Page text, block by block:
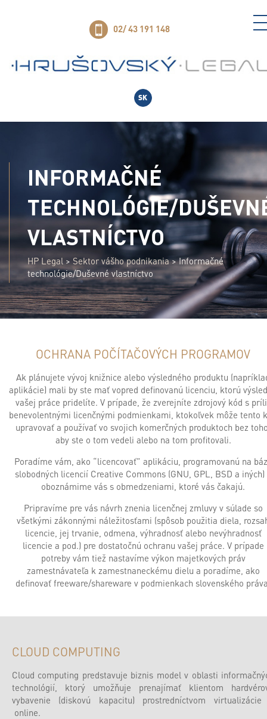
02/ 43 191 148
SK
INFORMAČNÉ
TECHNOLÓGIE/
VLASTNÍCTVO
HP Legal > Sektor vášho podnikania>Informačné
technológie/Duševné vlastníctvo
OCHRANA POČÍTAČOVÝCH PROGRAMOV
Ak plánujete vývoj knižnice alebo výsledného produktu
aplikácie) mali by ste mať vopred definovanú licenciu, ktorú
vašej práce pridelíte. V prípade, že zverejníte zdrojový kód s
benevolentnými licenčnými podmienkami, ktokoľvek môže tento
upravovať a používať vo svojich komerčných produktoch bez
aby ste o tom vedeli alebo na tom profitovali.
Poradíme vám, ako “licencovať” aplikáciu, programovanú na
slobodných licencií Creative Commons (GNU, GPL, BSD a iných)
oboznámime vás s obmedzeniami, ktoré vás čakajú.
Pripravíme pre vás návrh znenia licenčnej zmluvy v súlade so
všetkými zákonnými náležitosťami (spôsob použitia diela,
licencie, jej trvanie, odmena, výhradnosť alebo nevýhradnosť
licencie a pod.) pre dostatočnú ochranu vašej práce. V prípade
potreby vám tiež nastavíme výkon majetkových práv
zamestnávateľa k zamestnaneckému dielu a poradíme, ako
definovať freeware/shareware v podmienkach slovenského
CLOUD COMPUTING
Cloud computing predstavuje biznis model v oblasti
technológií, ktorý umožňuje prenajímať klientom
vybavenie (diskovú kapacitu) prostredníctvom
online.